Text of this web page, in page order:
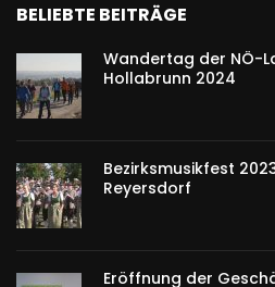
BELIEBTE BEITRÄGE
Wandertag der NÖ-
Hollabrunn 2024
Bezirksmusikfest
Reyersdorf
Eröffnung der